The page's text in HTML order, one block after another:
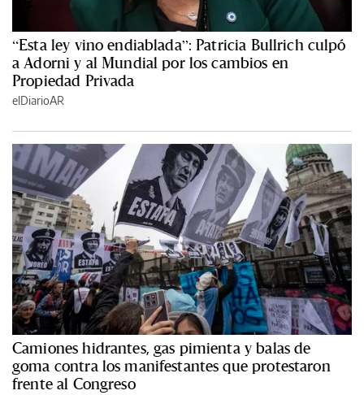
“Esta ley vino endiablada”: Patricia Bullrich culpó
a Adorni y al Mundial por los cambios en
Propiedad Privada
elDiarioAR
Camiones hidrantes, gas pimienta y balas de
goma contra los manifestantes que protestaron
frente al Congreso